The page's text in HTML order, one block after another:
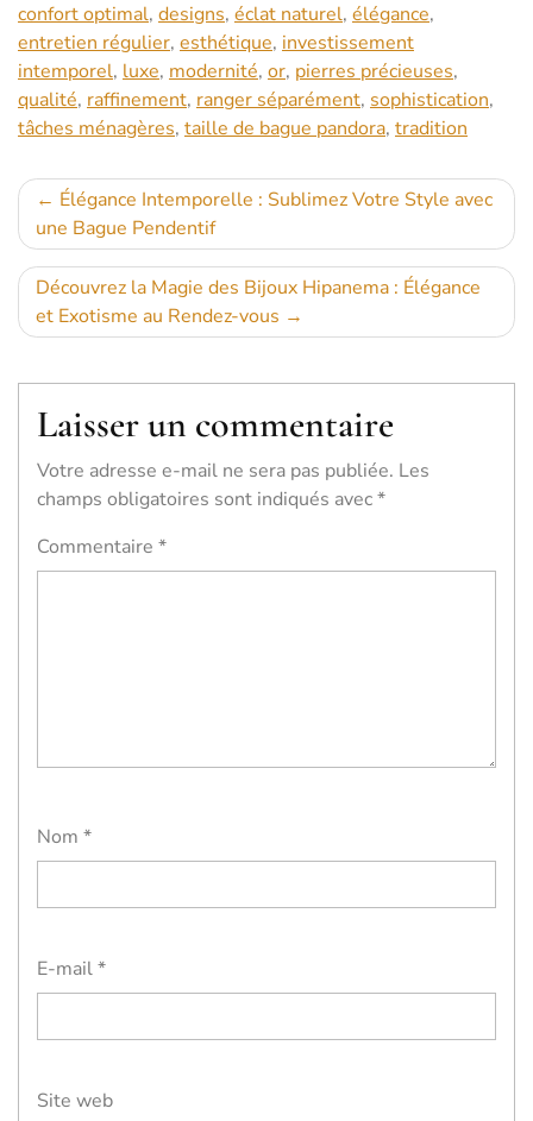
confort optimal, designs, éclat naturel, élégance,
entretien régulier, esthétique, investissement
intemporel, luxe, modernité, or, pierres précieuses,
qualité, raffinement, ranger séparément, sophistication,
tâches ménagères, taille de bague pandora, tradition
Navigation
de
l’article
Élégance Intemporelle : Sublimez Votre Style avec
une Bague Pendentif
Découvrez la Magie des Bijoux Hipanema : Élégance
et Exotisme au Rendez-vous
Laisser un commentaire
Votre adresse e-mail ne sera pas publiée. Les
champs obligatoires sont indiqués avec*
Commentaire *
Nom *
E-mail*
Site web